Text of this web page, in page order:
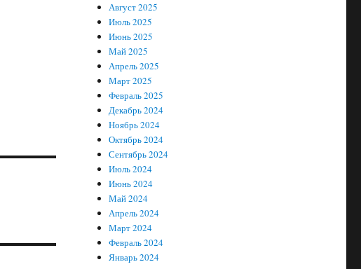
Август 2025
Июль 2025
Июнь 2025
Май 2025
Апрель 2025
Март 2025
Февраль 2025
Декабрь 2024
Ноябрь 2024
Октябрь 2024
Сентябрь 2024
Июль 2024
Июнь 2024
Май 2024
Апрель 2024
Март 2024
Февраль 2024
Январь 2024